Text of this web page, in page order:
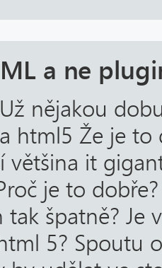
a ne
nějakou
html5 Že je
většina it
je to
tak špatně? Je
5? Spoutu